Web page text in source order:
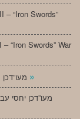
– “Iron Swords”
“Iron Swords” War
»
מעו”דכן יחסי